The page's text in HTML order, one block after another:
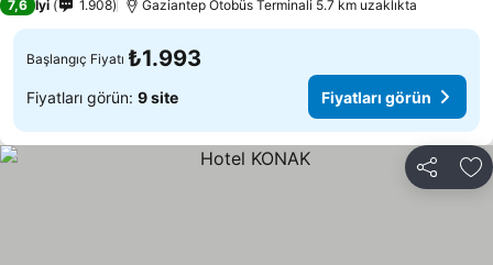
7,6 İyi 1.908 Gaziantep Otobüs Terminali 5.7 km uzaklıkta
Başlangıç Fiyatı ₺1.993
Fiyatları görün: 9 site Fiyatları görün
Paylaş